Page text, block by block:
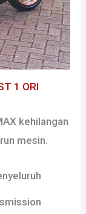
1 ORI
kehilangan
mesin.